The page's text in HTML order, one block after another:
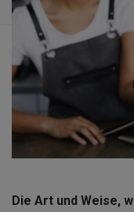
Die Art und Weise,